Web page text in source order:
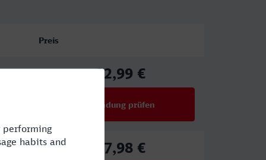
Preis
92,99 €
Verbindung prüfen
67,98 €